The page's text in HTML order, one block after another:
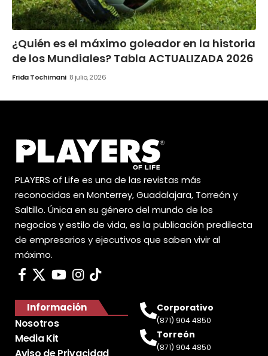
¿Quién es el máximo goleador en la historia
de los Mundiales? Tabla ACTUALIZADA 2026
Frida Tochimani 8 julio, 2026
PLAYERS of Life es una de las revistas más
reconocidas en Monterrey, Guadalajara, Torreón y
Saltillo. Única en su género del mundo de los
negocios y estilo de vida, es la publicación predilecta
de empresarios y ejecutivos que saben vivir al
máximo.
Información
Nosotros
Media Kit
Corporativo
(871) 904 4850
Torreón
(871) 904 4850